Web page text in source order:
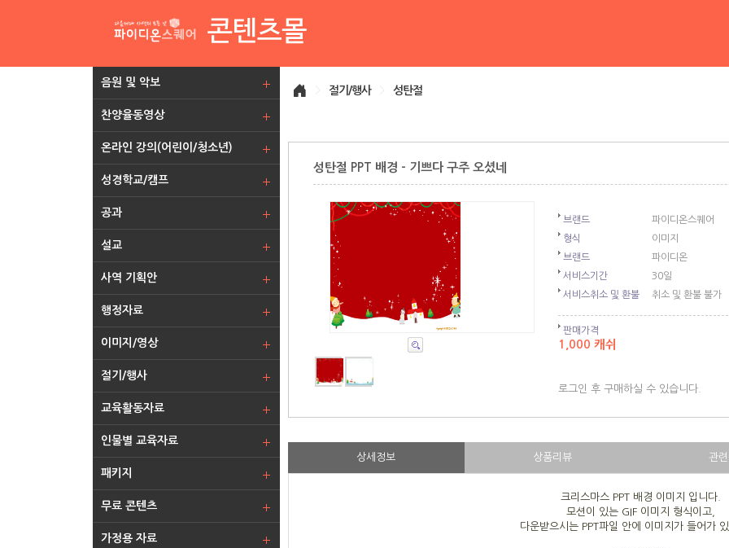
음원 및 악보
찬양율동영상
온라인 강의(어린이/청소년)
성경학교/캠프
공과
설교
사역 기획안
행정자료
이미지/영상
절기/행사
교육활동자료
인물별 교육자료
패키지
무료 콘텐츠
가정용 자료
절기/행사 성탄절
성탄절 PPT 배경 - 기쁘다 구주 오셨네
브랜드
파이디온스퀘어
형식
이미지
브랜드
파이디온
서비스기간
30일
서비스취소 및 환불
취소 및 환불 불가
판매가격
1,000 캐쉬
로그인 후 구매하실 수 있습니다.
상세정보 상품리뷰 관
크리스마스 PPT 배경 이미지 입니다.
모션이 있는 GIF 이미지 형식이고,
다운받으시는 PPT파일 안에 이미지가 들어가